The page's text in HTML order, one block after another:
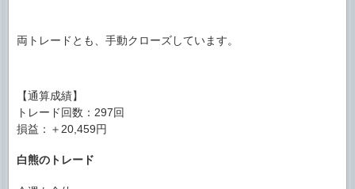
両トレードとも、手動クローズしています。
【通算成績】
トレード回数：297回
損益：＋20,459円
白熊のトレード